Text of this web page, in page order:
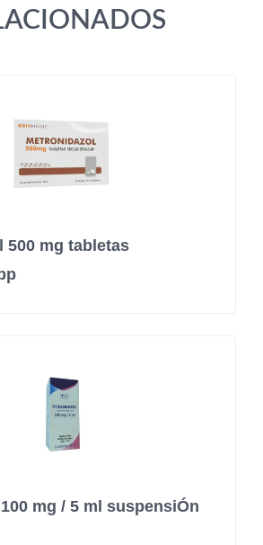
500 mg tabletas
mg / 5 ml suspensiÓn